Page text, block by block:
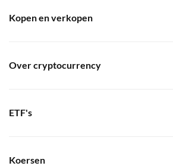
Kopen en verkopen
Over cryptocurrency
ETF's
Koersen